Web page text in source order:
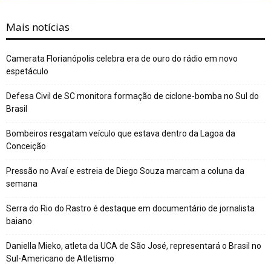
Mais notícias
Camerata Florianópolis celebra era de ouro do rádio em novo
espetáculo
Defesa Civil de SC monitora formação de ciclone-bomba no Sul do
Brasil
Bombeiros resgatam veículo que estava dentro da Lagoa da
Conceição
Pressão no Avaí e estreia de Diego Souza marcam a coluna da
semana
Serra do Rio do Rastro é destaque em documentário de jornalista
baiano
Daniella Mieko, atleta da UCA de São José, representará o Brasil no
Sul-Americano de Atletismo